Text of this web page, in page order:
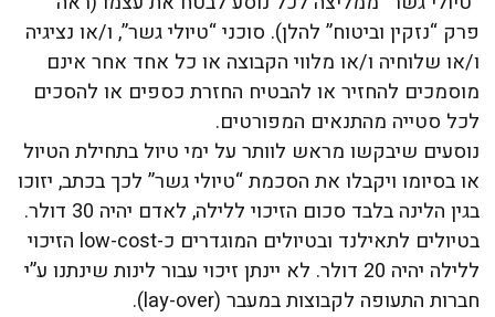
פרק “נזקין וביטוח” להלן). סוכני “טיולי גשר”, ו/או נציגיה
ו/או שלוחיה ו/או מלווי הקבוצה או כל אחד אחר אינם
מוסמכים להחזיר או להבטיח החזרת כספים או להסכים
לכל סטייה מהתנאים המפורטים.
נוסעים שיבקשו מראש לוותר על ימי טיול בתחילת הטיול
או בסיומו ויקבלו את הסכמת “טיולי גשר” לכך בכתב, יזוכו
בגין הלינה בלבד סכום הזיכוי ללילה, לאדם יהיה 30 דולר.
בטיולים לתאילנד ובטיולים המוגדרים כ-low-cost הזיכוי
ללילה יהיה 20 דולר. לא יינתן זיכוי עבור לינות שינתנו ע”י
חברות התעופה לקבוצות במעבר (lay-over).